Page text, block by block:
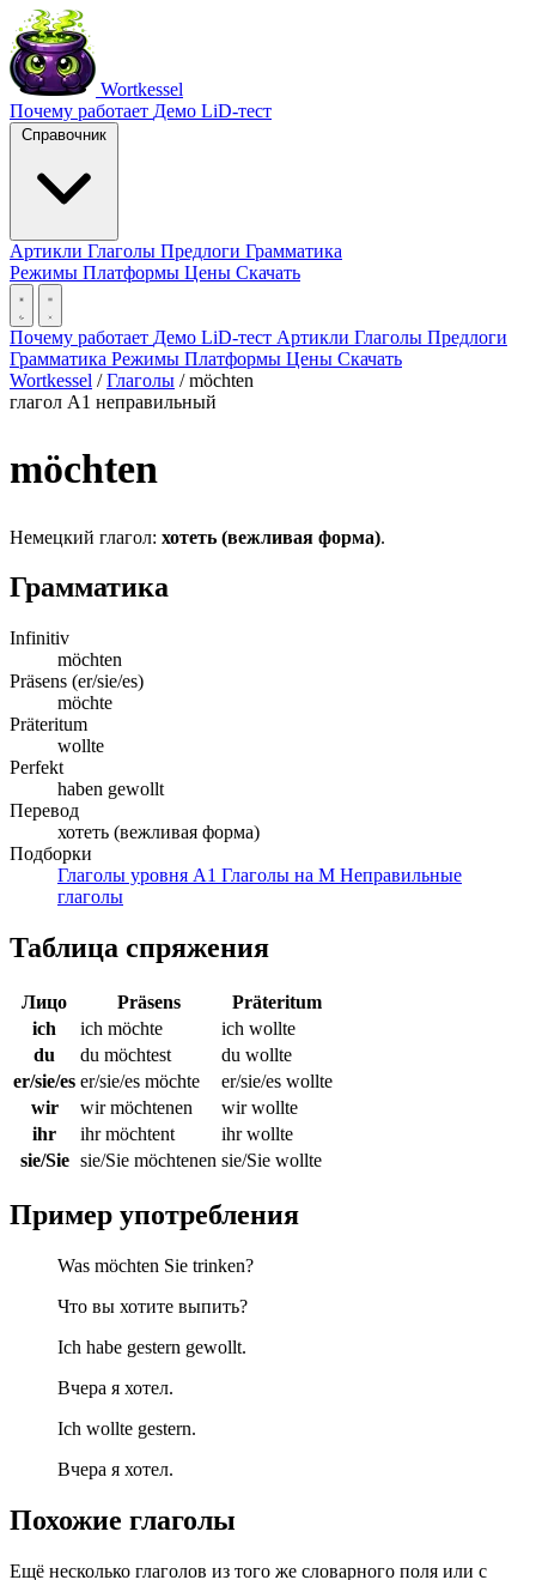
Wortkessel
Почему работает Демо LiD-тест
Справочник
Артикли Глаголы Предлоги Грамматика
Режимы Платформы Цены Скачать
Почему работает Демо LiD-тест Артикли Глаголы Предлоги
Грамматика Режимы Платформы Цены Скачать
Wortkessel / Глаголы / möchten
глагол A1 неправильный
möchten
Немецкий глагол: хотеть (вежливая форма).
Грамматика
Infinitiv
möchten
Präsens (er/sie/es)
möchte
Präteritum
wollte
Perfekt
haben gewollt
Перевод
хотеть (вежливая форма)
Подборки
Глаголы уровня A1 Глаголы на M Неправильные
глаголы
Таблица спряжения
Лицо Präsens
Präteritum
ich
ich möchte
ich wollte
du
du möchtest
du wollte
er/sie/es er/sie/es möchte
er/sie/es wollte
wir
wir möchtenen
wir wollte
ihr
ihr möchtent
ihr wollte
sie/Sie sie/Sie möchtenen sie/Sie wollte
Пример употребления
Was möchten Sie trinken?
Что вы хотите выпить?
Ich habe gestern gewollt.
Вчера я хотел.
Ich wollte gestern.
Вчера я хотел.
Похожие глаголы
Ещё несколько глаголов из того же словарного поля или с